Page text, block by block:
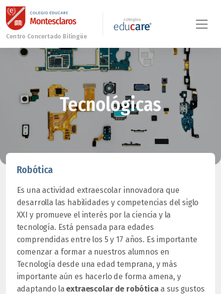
Tecnológicas
Robótica
Es una actividad extraescolar innovadora que
desarrolla las habilidades y competencias del siglo
XXI y promueve el interés por la ciencia y la
tecnología. Está pensada para edades
comprendidas entre los 5 y 17 años. Es importante
comenzar a formar a nuestros alumnos en
Tecnología desde una edad temprana, y más
importante aún es hacerlo de forma amena, y
adaptando laextraescolar de robótica a sus gustos